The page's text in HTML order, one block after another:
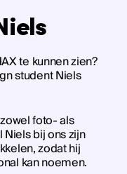
te kunnen zien?
student Niels
foto- als
bij ons zijn
zodat hij
kan noemen.